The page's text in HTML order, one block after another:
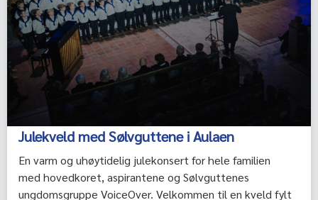
Julekveld med Sølvguttene i Aulaen
En varm og uhøytidelig julekonsert for hele familien
med hovedkoret, aspirantene og Sølvguttenes
ungdomsgruppe VoiceOver. Velkommen til en kveld fylt